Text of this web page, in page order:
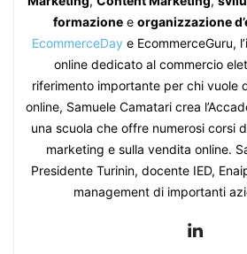
formazione e organizzazione
EcommerceDay e EcommerceGuru,
online dedicato al commercio
riferimento importante per chi vuole
online, Samuele Camatari crea
una scuola che offre numerosi corsi
marketing e sulla vendita online.
Presidente Turinin, docente IED,
management di importanti